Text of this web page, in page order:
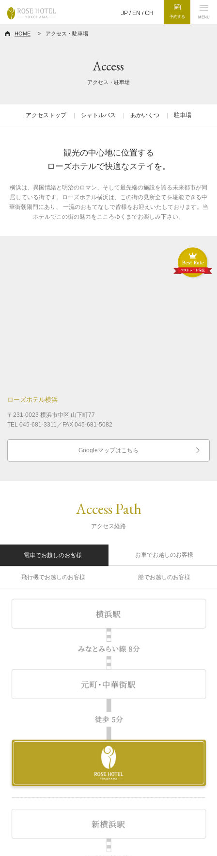
JP / EN /CH
予約する MENU
HOME アクセス・駐車場
Access
アクセス・駐車場
アクセストップ シャトルバス あかいくつ 駐車場
観光の中心地に位置する
ローズホテルで快適なステイを。
横浜は、異国情緒と明治のロマン、そして最先端の施設を誇る未来都市が同
居している街です。ローズホテル横浜は、この街の見所全てを堪能できる中
華街朝陽門にあり、
一流のおもてなしで皆様をお迎えいたしております。当
ホテルでこの街の魅力をこころゆくまでお楽しみ下さい。
ローズホテル横浜
〒231-0023 横浜市中区 山下町77
TEL 045-681-3311／FAX 045-681-5082
Googleマップはこちら
Access Path
アクセス経路
電車でお越しのお客様 お車でお越しのお客様
飛行機でお越しのお客様 船でお越しのお客様